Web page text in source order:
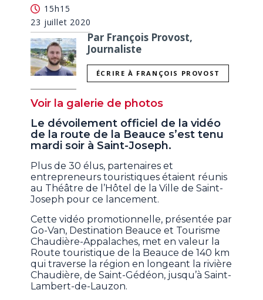
15h15
23 juillet 2020
Par François Provost,
Journaliste
ÉCRIRE À FRANÇOIS PROVOST
Voir la galerie de photos
Le dévoilement officiel de la vidéo
de la route de la Beauce s’est tenu
mardi soir à Saint-Joseph.
Plus de 30 élus, partenaires et
entrepreneurs touristiques étaient réunis
au Théâtre de l’Hôtel de la Ville de Saint-
Joseph pour ce lancement.
Cette vidéo promotionnelle, présentée par
Go-Van, Destination Beauce et Tourisme
Chaudière-Appalaches, met en valeur la
Route touristique de la Beauce de 140 km
qui traverse la région en longeant la rivière
Chaudière, de Saint-Gédéon, jusqu’à Saint-
Lambert-de-Lauzon.